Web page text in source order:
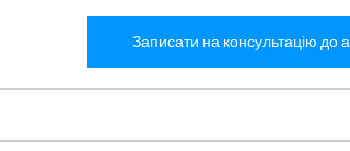
Записати на консультацію до